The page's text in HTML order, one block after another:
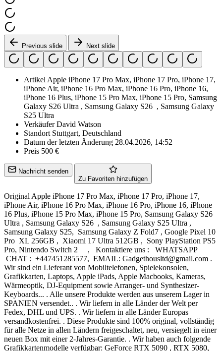
Previous slide Next slide
Artikel Apple iPhone 17 Pro Max, iPhone 17 Pro, iPhone 17,
iPhone Air, iPhone 16 Pro Max, iPhone 16 Pro, iPhone 16,
iPhone 16 Plus, iPhone 15 Pro Max, iPhone 15 Pro, Samsung
Galaxy S26 Ultra , Samsung Galaxy S26 , Samsung Galaxy
S25 Ultra
Verkäufer David Watson
Standort Stuttgart, Deutschland
Datum der letzten Änderung 28.04.2026, 14:52
Preis 500 €
Nachricht senden
Zu Favoriten hinzufügen
Original Apple iPhone 17 Pro Max, iPhone 17 Pro, iPhone 17,
iPhone Air, iPhone 16 Pro Max, iPhone 16 Pro, iPhone 16, iPhone
16 Plus, iPhone 15 Pro Max, iPhone 15 Pro, Samsung Galaxy S26
Ultra , Samsung Galaxy S26 , Samsung Galaxy S25 Ultra ,
Samsung Galaxy S25, Samsung Galaxy Z Fold7 , Google Pixel 10
Pro XL 256GB , Xiaomi 17 Ultra 512GB , Sony PlayStation PS5
Pro, Nintendo Switch 2 , Kontaktiere uns : WHATSAPP
CHAT : +447451285577, EMAIL: Gadgethousltd@gmail.com .
Wir sind ein Lieferant von Mobiltelefonen, Spielekonsolen,
Grafikkarten, Laptops, Apple iPads, Apple Macbooks, Kameras,
Wärmeoptik, DJ-Equipment sowie Arranger- und Synthesizer-
Keyboards... . Alle unsere Produkte werden aus unserem Lager in
SPANIEN versendet.. . Wir liefern in alle Länder der Welt per
Fedex, DHL und UPS. . Wir liefern in alle Länder Europas
versandkostenfrei. . Diese Produkte sind 100% original, vollständig
für alle Netze in allen Ländern freigeschaltet, neu, versiegelt in einer
neuen Box mit einer 2-Jahres-Garantie. . Wir haben auch folgende
Grafikkartenmodelle verfügbar: GeForce RTX 5090 , RTX 5080,